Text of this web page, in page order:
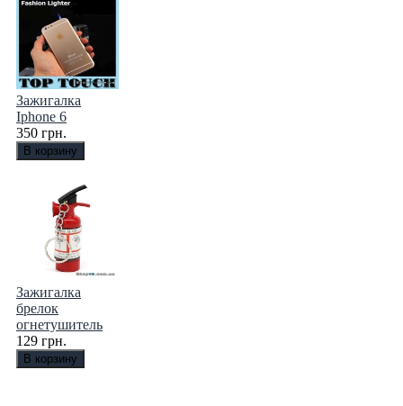
Зажигалка
Iphone 6
350 грн.
Зажигалка
брелок
огнетушитель
129 грн.